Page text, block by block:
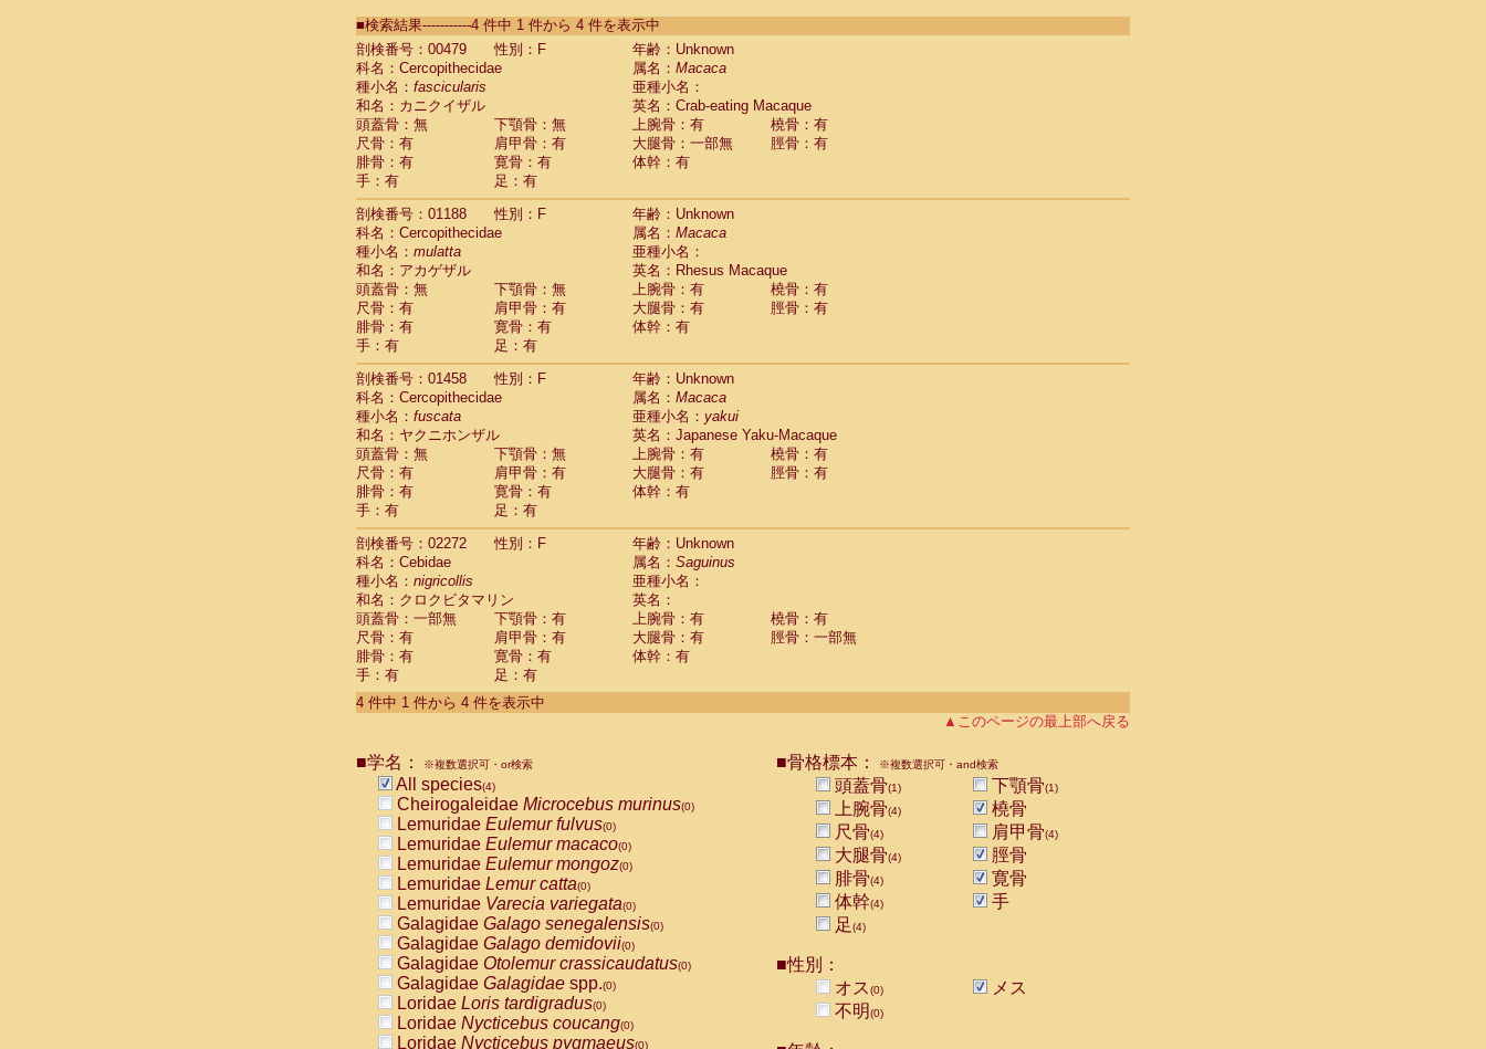
CebidaeSaguinus labiatus(0)
Cebidae Saguinus leucopus (0)
CebidaeSaguinus midas
CebidaeSaguinus mystax
CebidaeSaguinus nigricollis (1)
Cebidae Saguinus oedipus
Cebidae Saguinus weddelli
Cebidae Saguinusspp.
Cebidae Aotus trivirgatus
Cebidae Cebus albifrons
CebidaeCebus apella
Cebidae
CebidaeCebus nigrivittatus
Cebidae Cebusspp.(0)
Cebidae Saimiri boliviensis
Cebidae Saimiri sciureus
Atelidae Alouatta caraya
AtelidaeAlouatta fusca
AtelidaeAlouatta seniculus
AtelidaeAlouatta
Atelidae Ateles belzebuth
Atelidae Ateles geoffroyi
Atelidae Ateles paniscus
Atelidae Atelesspp.
Atelidae Lagothrix lagothricha
AtelidaeLagothrix lagothricha cana(0)
Pitheciidae Cacajao calvus rubicundus (0)
Pitheciidae Callicebus cupreus(0)
Pitheciidae Callicebus donacophilus(0)
PitheciidaeCallicebus moloch(0)
Pitheciidae Callicebus torquatus(0)
Pitheciidae Callicebus
Pitheciidae Chiropotes satanas
Pitheciidae Pithecia monachus
PitheciidaePithecia pithecia
CercopithecidaeCercocebus torquatus atys
Cercopithecidae
CercopithecidaeCercocebus torquatus torquatus
CercopithecidaeCercocebus
CercopithecidaeCercocebusspp.
CercopithecidaeLophocebus albigena
CercopithecidaePapio anubis
CercopithecidaePapio cynocephalus
CercopithecidaePapio hamadryas
CercopithecidaePapio papio(0)
CercopithecidaePapiospp.(0)
CercopithecidaeMandrillus leucophaeus
CercopithecidaeMandrillus sphinx
CercopithecidaeTheropithecus gelada
CercopithecidaeMacaca arctoides
■検索結果-----------4 件中 1 件から 4 件を表示中
剖検番号：00479
性別：F
年齢：Unknown
科名：Cercopithecidae
属名： Macaca
種小名： fascicularis
亜種小名：
和名：カニクイザル
英名：Crab-eating Macaque
頭蓋骨：無
下顎骨：無 上腕骨：有
橈骨：有
尺骨：有
肩甲骨：有 大腿骨：一部無
脛骨：有
腓骨：有
寛骨：有
体幹：有
手：有
足：有
剖検番号：01188
性別：F
年齢：Unknown
科名：Cercopithecidae
属名： Macaca
種小名： mulatta
亜種小名：
和名：アカゲザル
英名：Rhesus Macaque
頭蓋骨：無
下顎骨：無 上腕骨：有
橈骨：有
尺骨：有
肩甲骨：有 大腿骨：有
脛骨：有
腓骨：有
寛骨：有
体幹：有
手：有
足：有
剖検番号：01458
性別：F
年齢：Unknown
科名：Cercopithecidae
属名： Macaca
種小名： fuscata 亜種小名： yakui
和名：ヤクニホンザル
英名：Japanese Yaku-Macaque
頭蓋骨：無
下顎骨：無 上腕骨：有
橈骨：有
尺骨：有
肩甲骨：有 大腿骨：有
脛骨：有
腓骨：有
寛骨：有
体幹：有
手：有
足：有
剖検番号：02272
性別：F
年齢：Unknown
科名：Cebidae
属名： Saguinus
種小名： nigricollis
亜種小名：
和名：クロクビタマリン
英名：
頭蓋骨：一部無
下顎骨：有 上腕骨：有
橈骨：有
尺骨：有
肩甲骨：有 大腿骨：有
脛骨：一部無
腓骨：有
寛骨：有
体幹：有
手：有
足：有
4 件中 1 件から 4 件を表示中
▲このページの最上部へ戻る
■学名： ※複数選択可・or検索
All species(4)
Cheirogaleidae Microcebus murinus(0)
Lemuridae Eulemur fulvus(0)
Lemuridae Eulemur macaco(0)
Lemuridae Eulemur mongoz(0)
Lemuridae Lemur catta(0)
Lemuridae Varecia variegata(0)
Galagidae Galago senegalensis(0)
Galagidae Galago demidovii(0)
Galagidae Otolemur crassicaudatus(0)
Galagidae Galagidae spp.(0)
Loridae Loris tardigradus(0)
Loridae Nycticebus coucang(0)
Loridae Nycticebus pygmaeus(0)
■骨格標本： ※複数選択可・and検索
頭蓋骨(1) 下顎骨(1)
上腕骨(4)
橈骨
尺骨(4) 肩甲骨(4)
大腿骨(4)
脛骨
腓骨(4)
寛骨
体幹(4)
手
足(4)
■性別：
オス(0)
メス
不明(0)